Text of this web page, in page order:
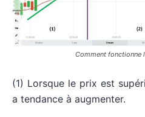
Comment fonctionne
(1) Lorsque le prix est
a tendance à augmenter.